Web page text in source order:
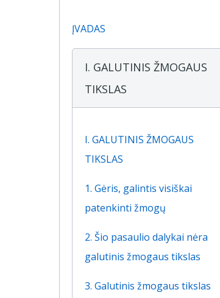
ĮVADAS
I. GALUTINIS ŽMOGAUS
TIKSLAS
I. GALUTINIS ŽMOGAUS
TIKSLAS
1. Gėris, galintis visiškai
patenkinti žmogų
2. Šio pasaulio dalykai nėra
galutinis žmogaus tikslas
3. Galutinis žmogaus tikslas